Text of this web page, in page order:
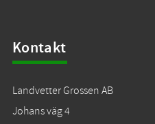
Kontakt
Landvetter Grossen AB
Johans väg 4